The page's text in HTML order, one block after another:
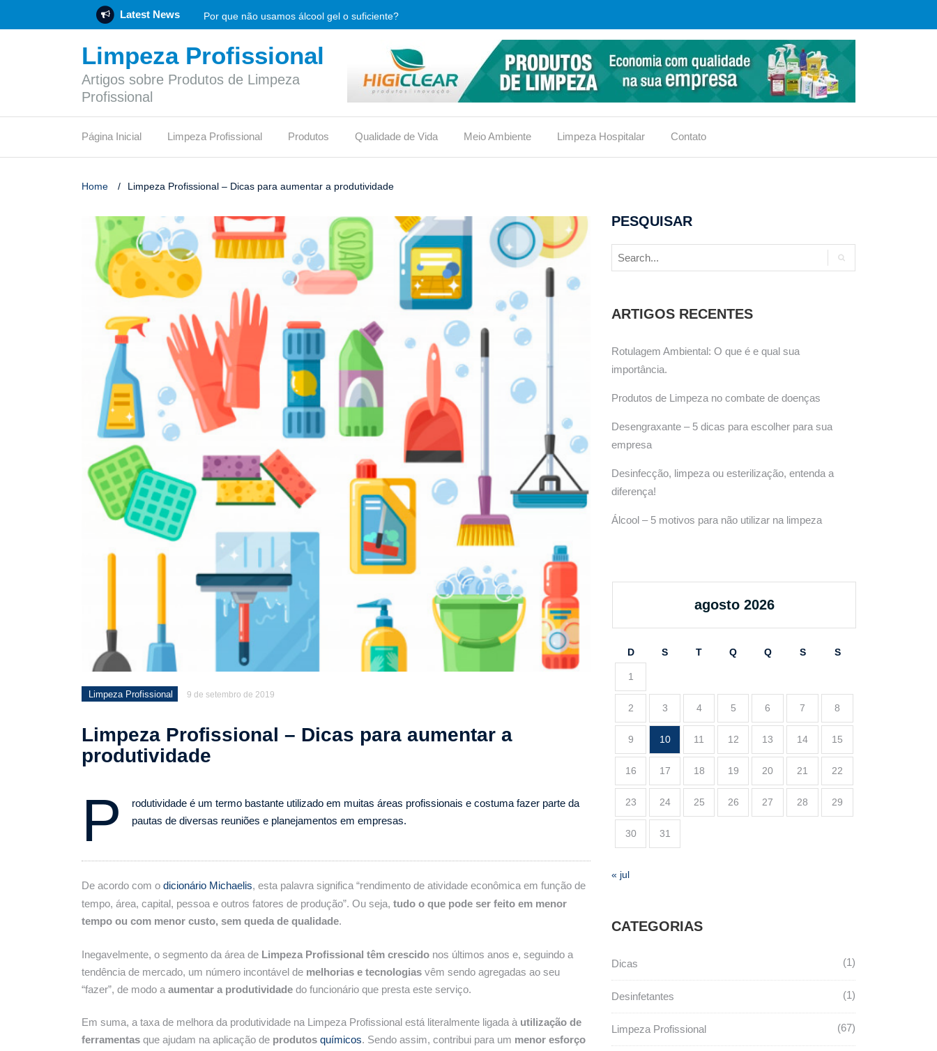
Latest News Por que não usamos álcool gel o suficiente?
Rotulagem Ambiental: O que é e qual sua importância.
Empresa de produtos de limpeza, o que verificar antes de comprar?
Vinagre de limpeza: funciona ou traz riscos?
Qual desinfetante é mais eficaz contra bactérias hospitalares?
Certificação LEED: etapas para conquistar o selo
O que é um depósito de material de limpeza (DML)?
Limpeza pós obra: Técnicas, cuidados e produtos recomendados.
Limpeza Profissional
Artigos sobre Produtos de Limpeza
Profissional
Página Inicial Limpeza Profissional Produtos Qualidade de Vida Meio Ambiente Limpeza Hospitalar Contato
Home / Limpeza Profissional – Dicas para aumentar a produtividade
Limpeza Profissional 9 de setembro de 2019
Limpeza Profissional – Dicas para aumentar a
produtividade
P
rodutividade é um termo bastante utilizado em muitas áreas profissionais e costuma fazer parte da
pautas de diversas reuniões e planejamentos em empresas.
De acordo com o dicionário Michaelis, esta palavra significa “rendimento de atividade econômica em função de
tempo, área, capital, pessoa e outros fatores de produção”. Ou seja, tudo o que pode ser feito em menor
tempo ou com menor custo, sem queda de qualidade.
Inegavelmente, o segmento da área de Limpeza Profissional têm crescido nos últimos anos e, seguindo a
tendência de mercado, um número incontável de melhorias e tecnologias vêm sendo agregadas ao seu
“fazer”, de modo a aumentar a produtividade do funcionário que presta este serviço.
Em suma, a taxa de melhora da produtividade na Limpeza Profissional está literalmente ligada à utilização de
ferramentas que ajudam na aplicação de produtos químicos. Sendo assim, contribui para um menor esforço
PESQUISAR
ARTIGOS RECENTES
Rotulagem Ambiental: O que é e qual sua
importância.
Produtos de Limpeza no combate de doenças
Desengraxante – 5 dicas para escolher para sua
empresa
Desinfecção, limpeza ou esterilização, entenda a
diferença!
Álcool – 5 motivos para não utilizar na limpeza
agosto 2026
D S T Q Q S S
1
2 3 4 5 6 7 8
9 10 11 12 13 14 15
16 17 18 19 20 21 22
23 24 25 26 27 28 29
30 31
« jul
CATEGORIAS
Dicas 1
Desinfetantes 1
Limpeza Profissional 67